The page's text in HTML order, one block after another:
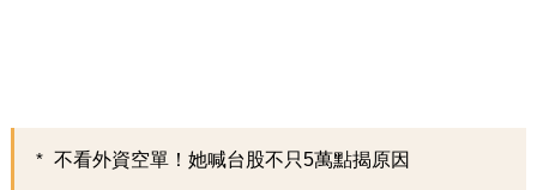
不看外資空單！她喊台股不只5萬點揭原因